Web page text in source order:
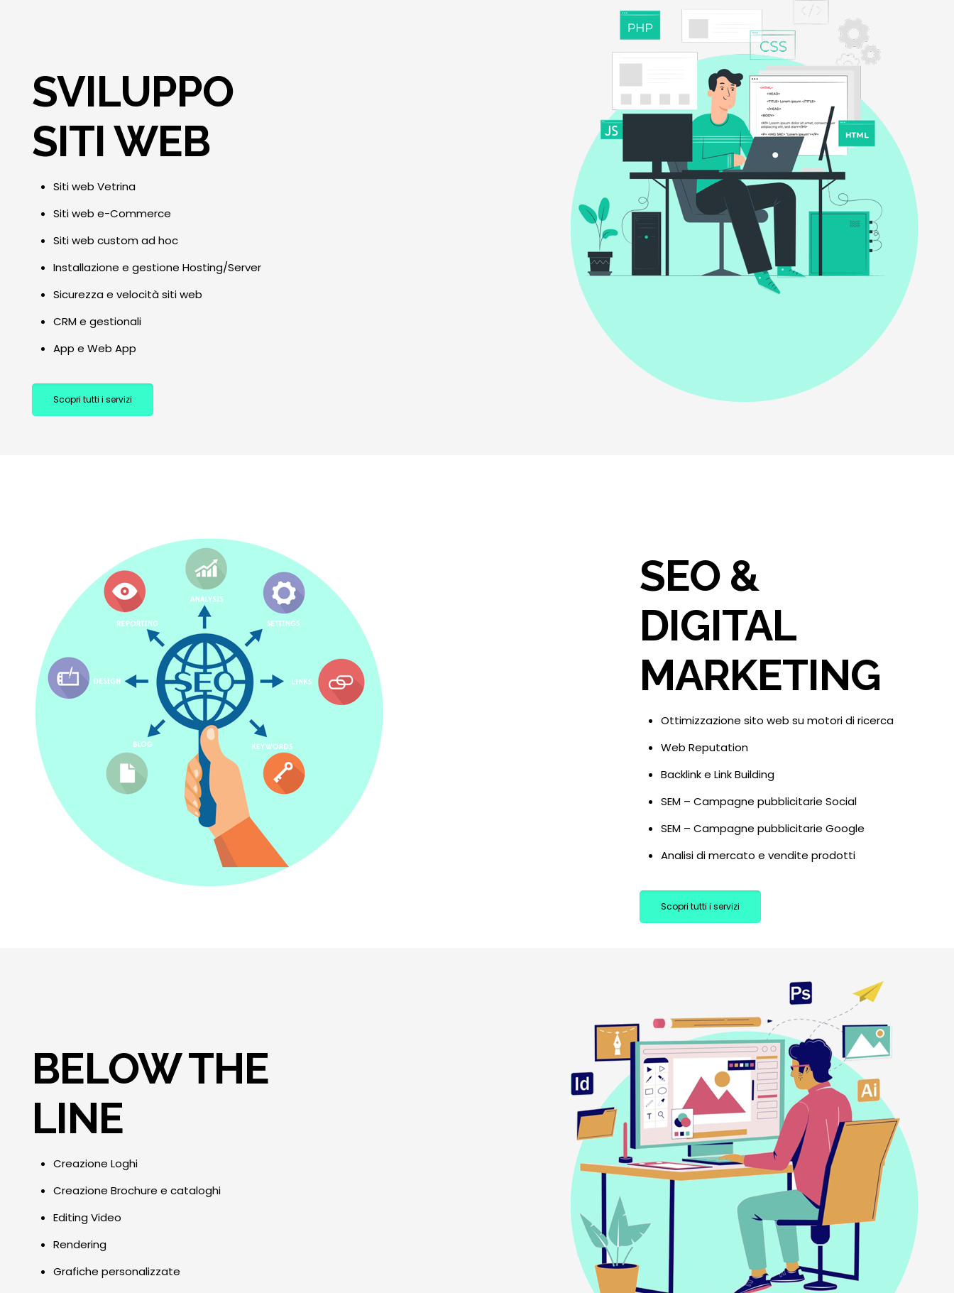
SVILUPPO
SITI WEB
Siti web Vetrina
Siti web e-Commerce
Siti web custom ad hoc
Installazione e gestione Hosting/Server
Sicurezza e velocità siti web
CRM e gestionali
App e Web App
Scopri tutti i servizi
SEO &
DIGITAL
MARKETING
Ottimizzazione sito web su motori di ricerca
Web Reputation
Backlink e Link Building
SEM – Campagne pubblicitarie Social
SEM – Campagne pubblicitarie Google
Analisi di mercato e vendite prodotti
Scopri tutti i servizi
BELOW THE
LINE
Creazione Loghi
Creazione Brochure e cataloghi
Editing Video
Rendering
Grafiche personalizzate